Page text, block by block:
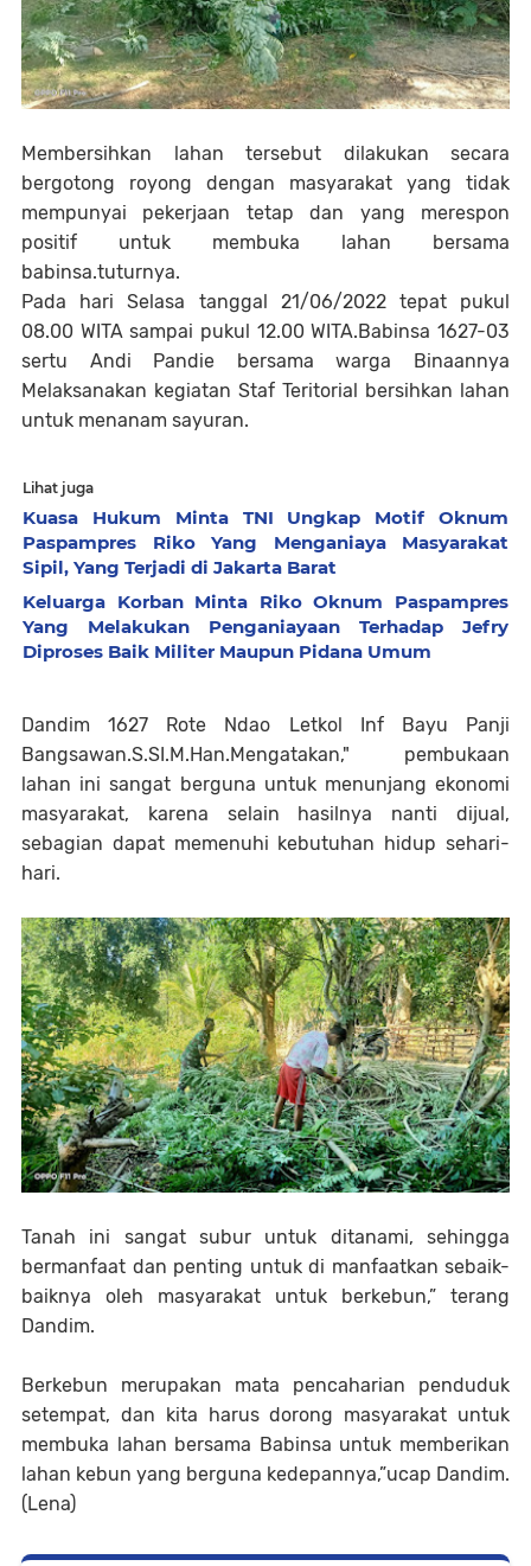
Membersihkan lahan tersebut dilakukan secara
bergotong royong dengan masyarakat yang tidak
mempunyai pekerjaan tetap dan yang merespon
positif untuk membuka lahan bersama
babinsa.tuturnya.
Pada hari Selasa tanggal 21/06/2022 tepat pukul
08.00 WITA sampai pukul 12.00 WITA.Babinsa 1627-03
sertu Andi Pandie bersama warga Binaannya
Melaksanakan kegiatan Staf Teritorial bersihkan lahan
untuk menanam sayuran.
Lihat juga
Kuasa Hukum Minta TNI Ungkap Motif Oknum
Paspampres Riko Yang Menganiaya Masyarakat
Sipil, Yang Terjadi di Jakarta Barat
Keluarga Korban Minta Riko Oknum Paspampres
Yang Melakukan Penganiayaan Terhadap Jefry
Diproses Baik Militer Maupun Pidana Umum
Dandim 1627 Rote Ndao Letkol Inf Bayu Panji
Bangsawan.S.SI.M.Han.Mengatakan," pembukaan
lahan ini sangat berguna untuk menunjang ekonomi
masyarakat, karena selain hasilnya nanti dijual,
sebagian dapat memenuhi kebutuhan hidup sehari-
hari.
Tanah ini sangat subur untuk ditanami, sehingga
bermanfaat dan penting untuk di manfaatkan sebaik-
baiknya oleh masyarakat untuk berkebun,” terang
Dandim.
Berkebun merupakan mata pencaharian penduduk
setempat, dan kita harus dorong masyarakat untuk
membuka lahan bersama Babinsa untuk memberikan
lahan kebun yang berguna kedepannya,”ucap Dandim.
(Lena)